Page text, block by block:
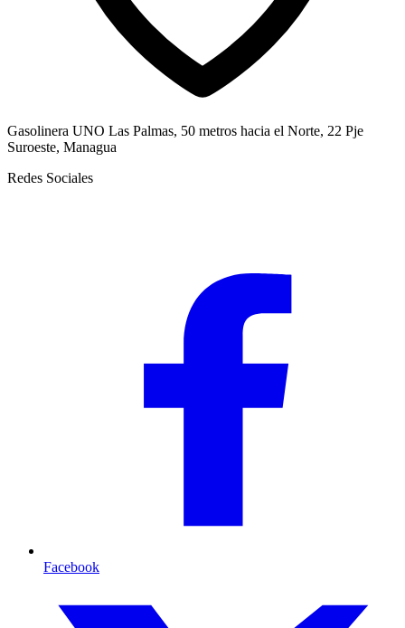
Gasolinera UNO Las Palmas, 50 metros hacia el Norte, 22 Pje
Suroeste, Managua
Redes Sociales
Facebook